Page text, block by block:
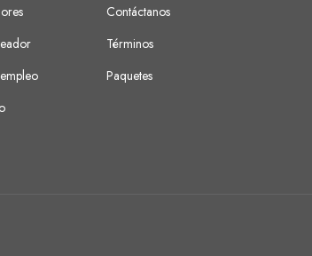
Contáctanos
Términos
Paquetes